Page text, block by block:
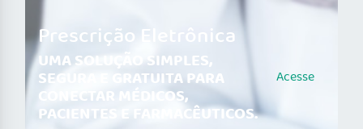
Prescrição Eletrônica
UMA SOLUÇÃO SIMPLES,
SEGURA E GRATUITA PARA
CONECTAR MÉDICOS,
PACIENTES E FARMACÊUTICOS.
Acesse